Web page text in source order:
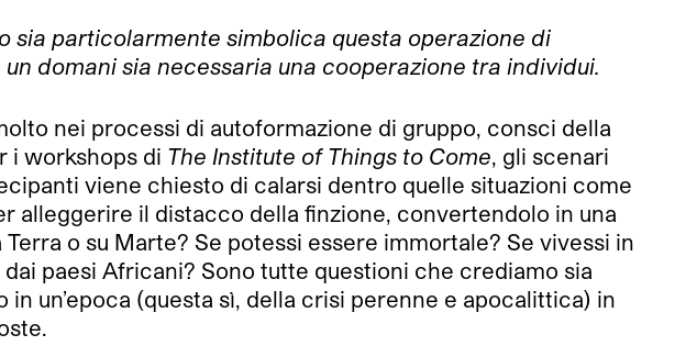
sia particolarmente simbolica questa operazione di
domani sia necessaria una cooperazione tra individui.
nei processi di autoformazione di gruppo, consci della
i workshops di The Institute of Things to Come , gli scenari
viene chiesto di calarsi dentro quelle situazioni come
alleggerire il distacco della finzione, convertendolo in una
o su Marte? Se potessi essere immortale? Se vivessi in
paesi Africani? Sono tutte questioni che crediamo sia
un’epoca (questa sì, della crisi perenne e apocalittica) in